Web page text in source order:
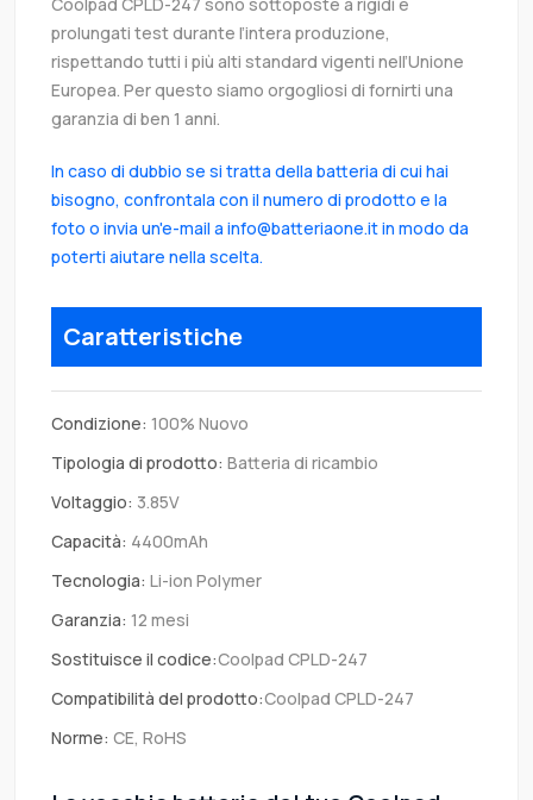
Coolpad CPLD-247 sono sottoposte a rigidi e
prolungati test durante l’intera produzione,
rispettando tutti i più alti standard vigenti nell’Unione
Europea. Per questo siamo orgogliosi di fornirti una
garanzia di ben 1 anni.
In caso di dubbio se si tratta della batteria di cui hai
bisogno, confrontala con il numero di prodotto e la
foto o invia un'e-mail a info@batteriaone.it in modo da
poterti aiutare nella scelta.
Caratteristiche
Condizione: 100% Nuovo
Tipologia di prodotto: Batteria di ricambio
Voltaggio: 3.85V
Capacità: 4400mAh
Tecnologia: Li-ion Polymer
Garanzia: 12 mesi
Sostituisce il codice:Coolpad CPLD-247
Compatibilità del prodotto:Coolpad CPLD-247
Norme: CE, RoHS